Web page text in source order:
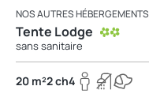
NOS AUTRES HÉBERGEMENTS
Tente Lodge
sans sanitaire
20 m²2 ch4